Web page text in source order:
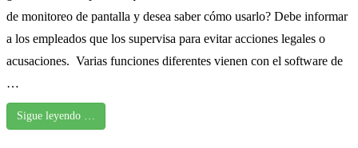
de monitoreo de pantalla y desea saber cómo usarlo? Debe informar
a los empleados que los supervisa para evitar acciones legales o
acusaciones. Varias funciones diferentes vienen con el software de
…
Sigue leyendo …